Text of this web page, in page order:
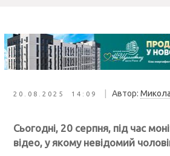
20.08.2025 14:09 Автор:
Сьогодні, 20 серпня, під час
відео, у якому невідомий